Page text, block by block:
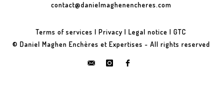
contact@danielmaghenencheres.com
Terms of services | Privacy | Legal notice | GTC
© Daniel Maghen Enchères et Expertises - All rights reserved